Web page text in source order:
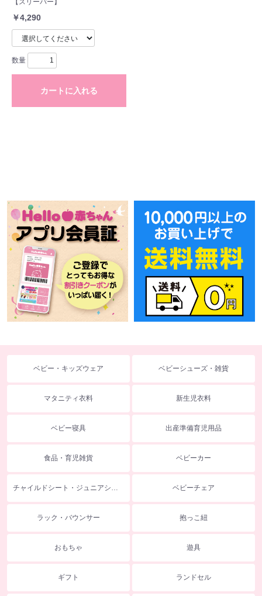
【スリーパー】
￥4,290
数量
カートに入れる
ベビー・キッズウェア ベビーシューズ・雑貨
マタニティ衣料 新生児衣料
ベビー寝具 出産準備育児用品
食品・育児雑貨 ベビーカー
ベビーチェア
ラック・バウンサー 抱っこ紐
おもちゃ 遊具
ギフト ランドセル